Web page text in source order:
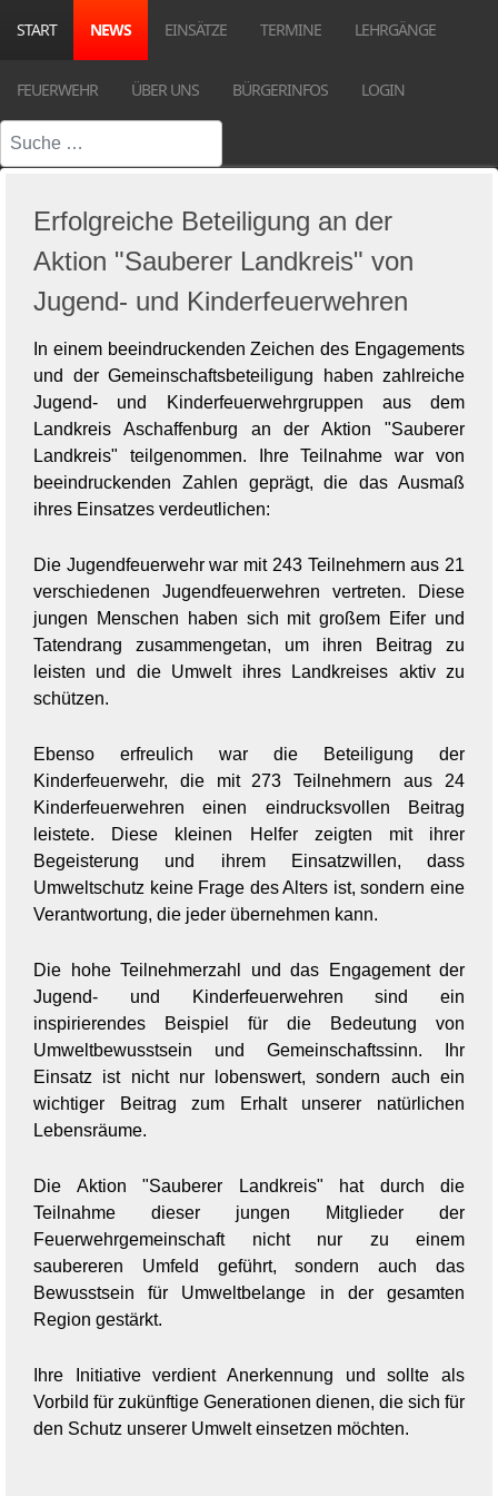
START NEWS EINSÄTZE TERMINE LEHRGÄNGE
FEUERWEHR ÜBER UNS BÜRGERINFOS LOGIN
Suchen
Erfolgreiche Beteiligung an der
Aktion "Sauberer Landkreis" von
Jugend- und Kinderfeuerwehren
In einem beeindruckenden Zeichen des Engagements
und der Gemeinschaftsbeteiligung haben zahlreiche
Jugend- und Kinderfeuerwehrgruppen aus dem
Landkreis Aschaffenburg an der Aktion "Sauberer
Landkreis" teilgenommen. Ihre Teilnahme war von
beeindruckenden Zahlen geprägt, die das Ausmaß
ihres Einsatzes verdeutlichen:
Die Jugendfeuerwehr war mit 243 Teilnehmern aus 21
verschiedenen Jugendfeuerwehren vertreten. Diese
jungen Menschen haben sich mit großem Eifer und
Tatendrang zusammengetan, um ihren Beitrag zu
leisten und die Umwelt ihres Landkreises aktiv zu
schützen.
Ebenso erfreulich war die Beteiligung der
Kinderfeuerwehr, die mit 273 Teilnehmern aus 24
Kinderfeuerwehren einen eindrucksvollen Beitrag
leistete. Diese kleinen Helfer zeigten mit ihrer
Begeisterung und ihrem Einsatzwillen, dass
Umweltschutz keine Frage des Alters ist, sondern eine
Verantwortung, die jeder übernehmen kann.
Die hohe Teilnehmerzahl und das Engagement der
Jugend- und Kinderfeuerwehren sind ein
inspirierendes Beispiel für die Bedeutung von
Umweltbewusstsein und Gemeinschaftssinn. Ihr
Einsatz ist nicht nur lobenswert, sondern auch ein
wichtiger Beitrag zum Erhalt unserer natürlichen
Lebensräume.
Die Aktion "Sauberer Landkreis" hat durch die
Teilnahme dieser jungen Mitglieder der
Feuerwehrgemeinschaft nicht nur zu einem
saubereren Umfeld geführt, sondern auch das
Bewusstsein für Umweltbelange in der gesamten
Region gestärkt.
Ihre Initiative verdient Anerkennung und sollte als
Vorbild für zukünftige Generationen dienen, die sich für
den Schutz unserer Umwelt einsetzen möchten.